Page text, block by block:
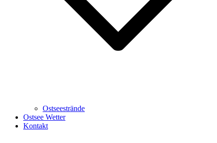
Ostseestrände
Ostsee Wetter
Kontakt